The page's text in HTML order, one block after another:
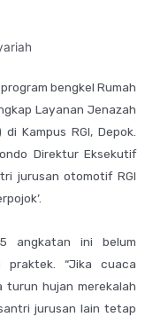
bengkel Rumah
Layanan Jenazah
Kampus RGI, Depok.
Direktur Eksekutif
jurusan otomotif RGI
angkatan ini belum
praktek. “Jika cuaca
turun hujan merekalah
jurusan lain tetap